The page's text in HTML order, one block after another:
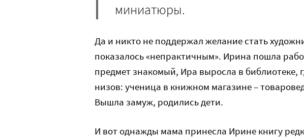
миниатюры.
Да и никто не поддержал желание стать
показалось «непрактичным». Ирина пошла
предмет знакомый, Ира выросла в библиотеке,
низов: ученица в книжном магазине –
Вышла замуж, родились дети.
И вот однажды мама принесла Ирине книгу